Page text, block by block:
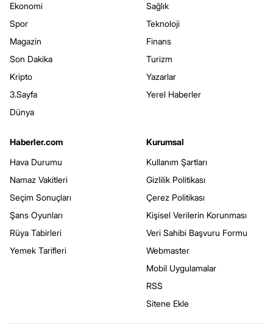
Ekonomi
Spor
Magazin
Son Dakika
Kripto
3.Sayfa
Dünya
Sağlık
Teknoloji
Finans
Turizm
Yazarlar
Yerel Haberler
Haberler.com
Hava Durumu
Namaz Vakitleri
Seçim Sonuçları
Şans Oyunları
Rüya Tabirleri
Yemek Tarifleri
Kurumsal
Kullanım Şartları
Gizlilik Politikası
Çerez Politikası
Kişisel Verilerin Korunması
Veri Sahibi Başvuru Formu
Webmaster
Mobil Uygulamalar
RSS
Sitene Ekle